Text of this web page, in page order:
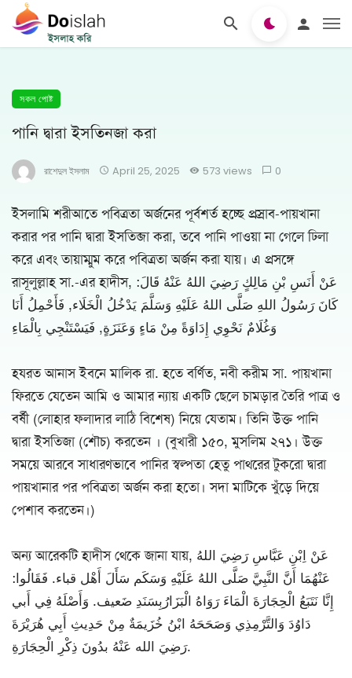
সকল পোষ্ট
পানি দ্বারা ইসতিনজা করা
রাশেদুল ইসলাম April 25, 2025 573 views 0
ইসলামি শরীআতে পবিত্রতা অর্জনের পূর্বশর্ত হচ্ছে প্রস্রাব-পায়খানা
করার পর পানি দ্বারা ইসতিব্জা করা, তবে পানি পাওয়া না গেলে ঢিলা
করে এবং তায়াম্মুম করে পবিত্রতা অর্জন করা যায়। এ প্রসঙ্গে
রাসূলুল্লাহ সা.-এর হাদীস, عَنْ أَنَسِ بْنِ مَالِكٍ رَضِيَ اللهُ عَنْهُ قَالَ:
كَانَ رَسُولُ اللهِ صَلَّى اللهُ عَلَيْهِ وَسَلَّمَ يَدْخُلُ الْخَلَاء, فَأَحْمِلُ أَنَا
وَغُلَامٌ نَحْوِي إِدَاوَةً مِنْ مَاءٍ وَعَنَزَةٍ, فَيَسْتَنْجِي بِالْمَاءِ
হযরত আনাস ইবনে মালিক রা. হতে বর্ণিত, নবী করীম সা. পায়খানা
ফিরতে যেতেন আমি ও আমার ন্যায় একটি ছেলে চামড়ার তৈরি পাত্র ও
বর্ষী (লোহার ফলাদার লাঠি বিশেষ) নিয়ে যেতাম। তিনি উক্ত পানি
দ্বারা ইসতিজা (শৌচ) করতেন । (বুখারী ১৫০, মুসলিম ২৭১। উক্ত
সময়ে আরবে সাধারণভাবে পানির স্বল্পতা হেতু পাথরের টুকরো দ্বারা
পায়খানার পর পবিত্রতা অর্জন করা হতো। সদা মাটিকে খুঁড়ে দিয়ে
পেশাব করতেন।)
অন্য আরেকটি হাদীস থেকে জানা যায়, عَنْ اِبْنِ عَبَّاسِ رَضِيَ اللهُ
عَنْهُمَا أَنَّ النَّبِيَّ صَلَّى اللهُ عَلَيْهِ وَسَكَم سَأَلَ أَهْل قباء. فَقَالُوا:
إِنَّا نَتَبَعُ الْحِجَارَةَ الْمَاءَ رَوَاهُ الْبَزَارُبِسَنَدِ ضَعيف. وَأَصْلَهُ فِي أَبي
دَاوُدَ وَالتَّرْمِذِي وَصَحَحَهُ ابْنُ خُزَيمَةٌ مِنْ حَدِيثِ أَبِي هُرَيْرَةَ
رَضِيَ الله عَنْهُ بدُونَ ذِكْرِ الْحِجَارَةِ.